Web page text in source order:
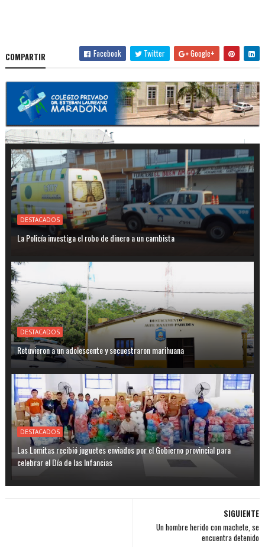
COMPARTIR Facebook Twitter Google+
DESTACADOS
La Policía investiga el robo de dinero a un cambista
DESTACADOS
Retuvieron a un adolescente y secuestraron marihuana
DESTACADOS
Las Lomitas recibió juguetes enviados por el Gobierno provincial para
celebrar el Día de las Infancias
SIGUIENTE
Un hombre herido con machete, se
encuentra detenido